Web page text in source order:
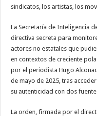
sindicatos, los artistas, los
La Secretaría de Inteligencia
directiva secreta para
actores no estatales que
en contextos de creciente
por el periodista Hugo
de mayo de 2025, tras
su autenticidad con dos
La orden, firmada por el